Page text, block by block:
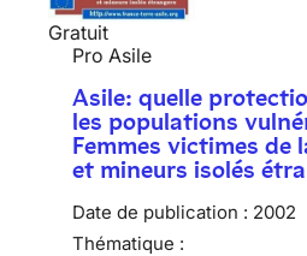
Gratuit
Pro Asile
Asile: quelle
les populations
Femmes victimes de
et mineurs isolés
Date de publication : 2002
Thématique :